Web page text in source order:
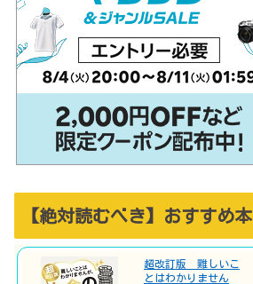
【絶対読むべき】おすすめ本
超改訂版 難しいこ
とはわかりません